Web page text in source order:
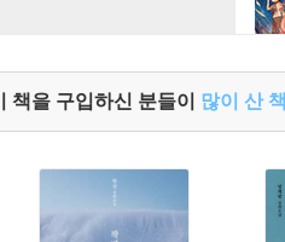
책을 구입하신 분들이 많이 산 책